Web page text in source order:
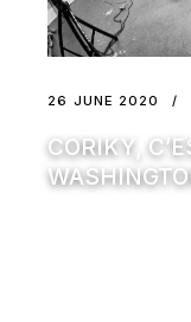
26 JUNE 2020
CORIKY,